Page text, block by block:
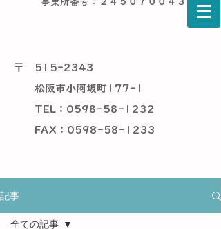
〒
515-2343
松阪市小阿坂町177-1
TEL：0598-58-1232
​ FAX：0598-58-1233
記事
全ての記事